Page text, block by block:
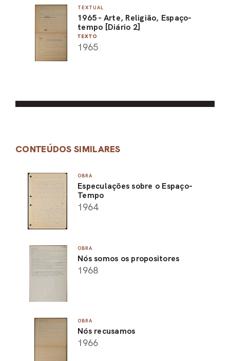
TEXTUAL
1965 - Arte, Religião, Espaço-
tempo [Diário 2]
TEXTO
1965
CONTEÚDOS SIMILARES
OBRA
Especulações sobre o Espaço-
Tempo
1964
OBRA
Nós somos os propositores
1968
OBRA
Nós recusamos
1966